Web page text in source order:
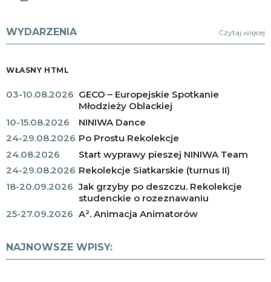
WYDARZENIA Czytaj więcej
WŁASNY HTML
03-10.08.2026 GECO – Europejskie Spotkanie
Młodzieży Oblackiej
10-15.08.2026
NINIWA Dance
24-29.08.2026 Po Prostu Rekolekcje
24.08.2026
Start wyprawy pieszej NINIWA Team
24-29.08.2026 Rekolekcje Siatkarskie (turnus II)
18-20.09.2026 Jak grzyby po deszczu. Rekolekcje
studenckie o rozeznawaniu
25-27.09.2026 A². Animacja Animatorów
NAJNOWSZE WPISY: